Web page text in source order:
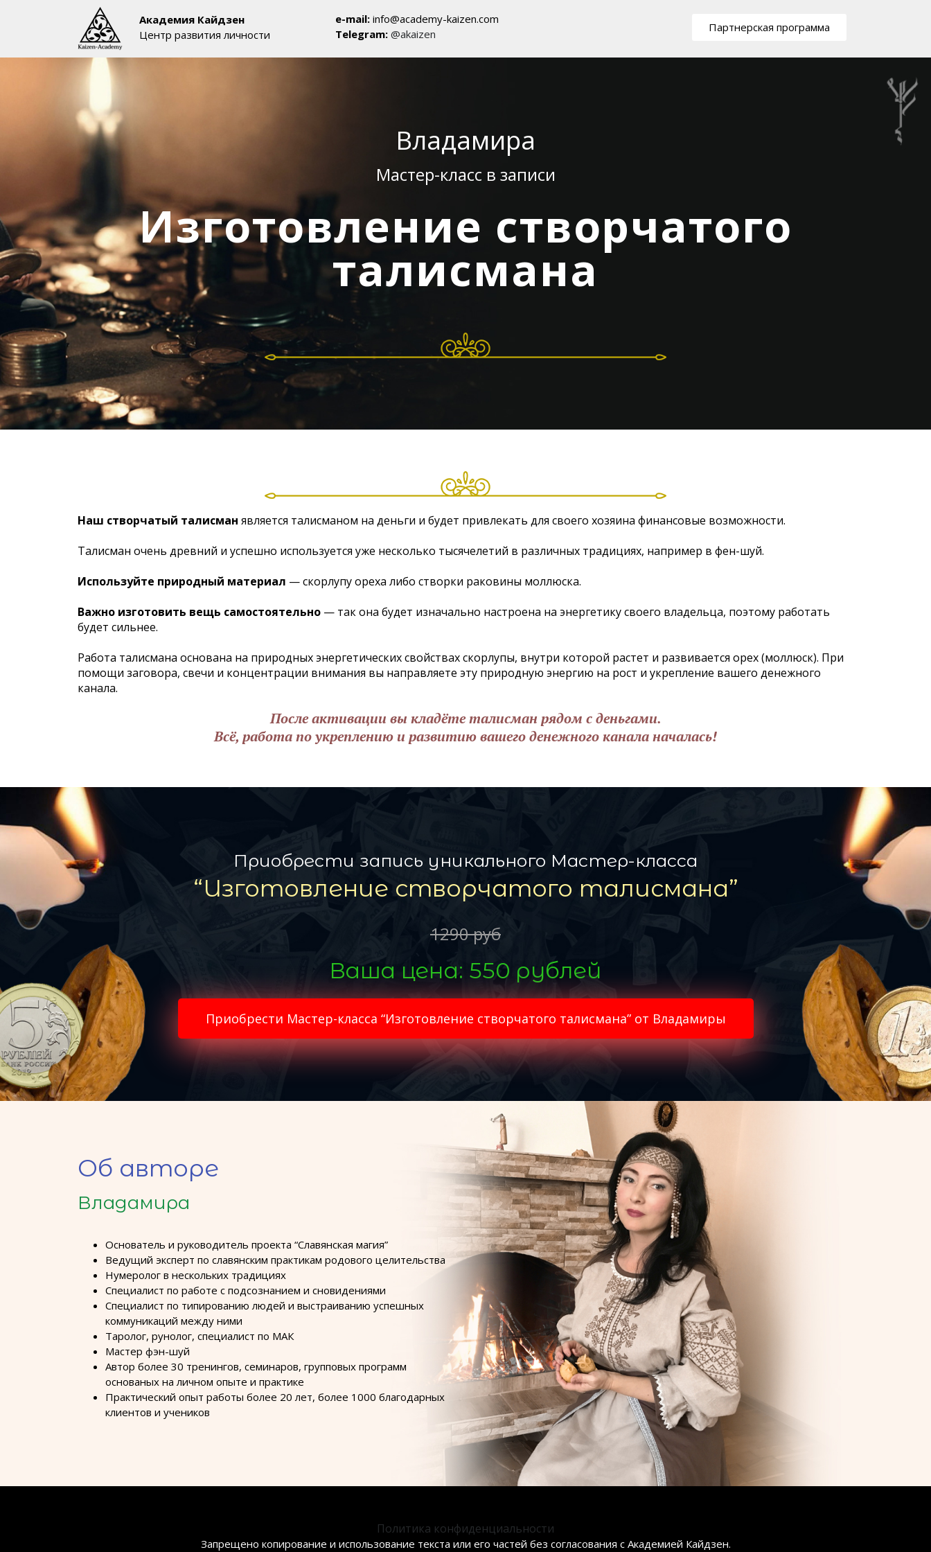
Академия Кайдзен
Центр развития личности
e-mail:info@academy-kaizen.com
Telegram: @akaizen Партнерская программа
Владамира
Мастер-класс в записи
Изготовление створчатого
талисмана
Наш створчатый талисман является талисманом на деньги и будет привлекать для своего хозяина финансовые возможности.
Талисман очень древний и успешно используется уже несколько тысячелетий в различных традициях, например в фен-шуй.
Используйте природный материал — скорлупу ореха либо створки раковины моллюска.
Важно изготовить вещь самостоятельно — так она будет изначально настроена на энергетику своего владельца, поэтому работать
будет сильнее.
Работа талисмана основана на природных энергетических свойствах скорлупы, внутри которой растет и развивается орех (моллюск). При
помощи заговора, свечи и концентрации внимания вы направляете эту природную энергию на рост и укрепление вашего денежного
канала.
После активации вы кладёте талисман рядом с деньгами.
Всё, работа по укреплению и развитию вашего денежного канала началась!
Приобрести запись уникального Мастер-класса
“Изготовление створчатого талисмана”
1290 руб
Ваша цена: 550 рублей
Приобрести Мастер-класса “Изготовление створчатого талисмана” от Владамиры
Об авторе
Владамира
Основатель и руководитель проекта “Славянская магия”
Ведущий эксперт по славянским практикам родового целительства
Нумеролог в нескольких традициях
Специалист по работе с подсознанием и сновидениями
Специалист по типированию людей и выстраиванию успешных
коммуникаций между ними
Таролог, рунолог, специалист по МАК
Мастер фэн-шуй
Автор более 30 тренингов, семинаров, групповых программ
основаных на личном опыте и практике
Практический опыт работы более 20 лет, более 1000 благодарных
клиентов и учеников
Политика конфиденциальности
Запрещено копирование и использование текста или его частей без согласования с Академией Кайдзен.